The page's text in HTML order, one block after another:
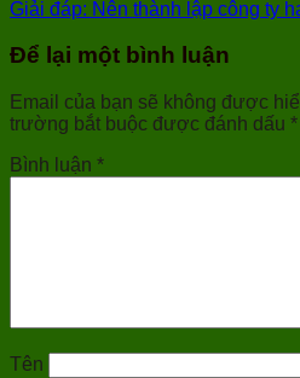
Giải đáp: Nên thành lập công ty
Để lại một bình luận
Email của bạn sẽ không được
trường bắt buộc được đánh dấu *
Bình luận *
Tên